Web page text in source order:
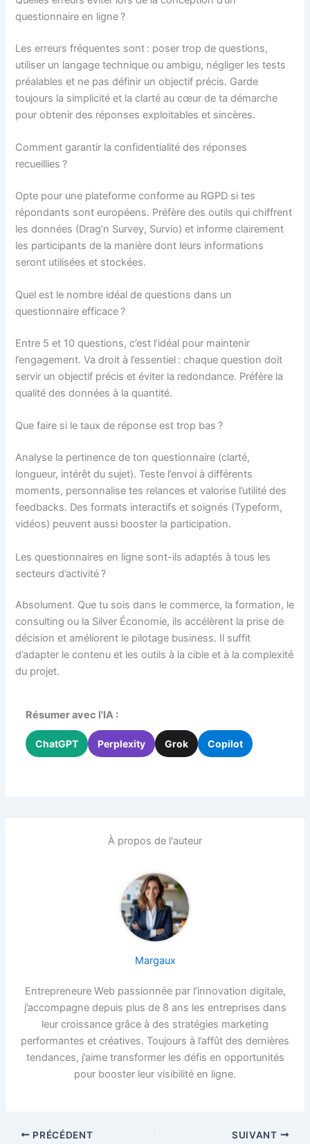
questionnaire en ligne ?
Les erreurs fréquentes sont : poser trop de questions,
utiliser un langage technique ou ambigu, négliger les tests
préalables et ne pas définir un objectif précis. Garde
toujours la simplicité et la clarté au cœur de ta démarche
pour obtenir des réponses exploitables et sincères.
Comment garantir la confidentialité des réponses
recueillies ?
Opte pour une plateforme conforme au RGPD si tes
répondants sont européens. Préfère des outils qui chiffrent
les données (Drag’n Survey, Survio) et informe clairement
les participants de la manière dont leurs informations
seront utilisées et stockées.
Quel est le nombre idéal de questions dans un
questionnaire efficace ?
Entre 5 et 10 questions, c’est l’idéal pour maintenir
l’engagement. Va droit à l’essentiel : chaque question doit
servir un objectif précis et éviter la redondance. Préfère la
qualité des données à la quantité.
Que faire si le taux de réponse est trop bas ?
Analyse la pertinence de ton questionnaire (clarté,
longueur, intérêt du sujet). Teste l’envoi à différents
moments, personnalise tes relances et valorise l’utilité des
feedbacks. Des formats interactifs et soignés (Typeform,
vidéos) peuvent aussi booster la participation.
Les questionnaires en ligne sont-ils adaptés à tous les
secteurs d’activité ?
Absolument. Que tu sois dans le commerce, la formation, le
consulting ou la Silver Économie, ils accélèrent la prise de
décision et améliorent le pilotage business. Il suffit
d’adapter le contenu et les outils à la cible et à la complexité
du projet.
Résumer avec l'IA :
ChatGPT Perplexity Grok Copilot
À propos de l'auteur
Margaux
Entrepreneure Web passionnée par l’innovation digitale,
j’accompagne depuis plus de 8 ans les entreprises dans
leur croissance grâce à des stratégies marketing
performantes et créatives. Toujours à l’affût des dernières
tendances, j’aime transformer les défis en opportunités
pour booster leur visibilité en ligne.
PRÉCÉDENT SUIVANT